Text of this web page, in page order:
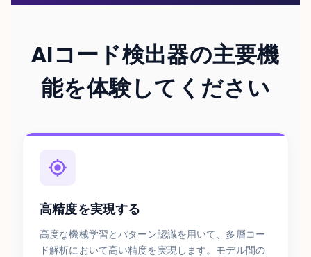
AIコード検出器の主要機
能を体験してください
高精度を実現する
高度な機械学習とパターン認識を用いて、多層コー
ド解析において高い精度を実現します。モデル間の